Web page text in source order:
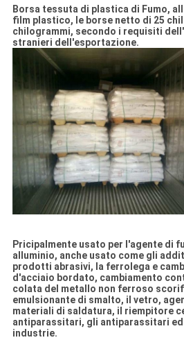
Borsa tessuta di plastica di Fumo,
film plastico, le borse netto di 25
chilogrammi, secondo i requisiti
stranieri dell'esportazione.
Pricipalmente usato per l'agente di
alluminio, anche usato come gli
prodotti abrasivi, la ferrolega e
d'acciaio bordato, cambiamento
colata del metallo non ferroso
emulsionante di smalto, il vetro,
materiali di saldatura, il riempitore
antiparassitari, gli antiparassitari
industrie.